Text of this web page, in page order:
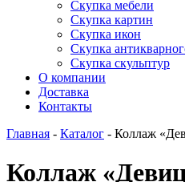
Скупка мебели
Скупка картин
Скупка икон
Скупка
Скупка скульптур
О компании
Доставка
Контакты
Главная - Каталог - Коллаж
Коллаж